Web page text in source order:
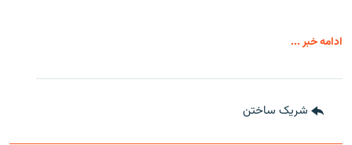
ادامه خبر ...
شریک ساختن